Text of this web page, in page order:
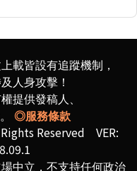
載皆設有追蹤機制，
人身攻擊！
提供發稿人、
◎服務條款
Reserved VER:
中立，不支持任何政治